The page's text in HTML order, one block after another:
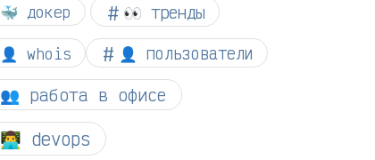
🐳 докер 👀 тренды
👤 whois 👤 пользователи
👥 работа в офисе
👨‍💻 devops